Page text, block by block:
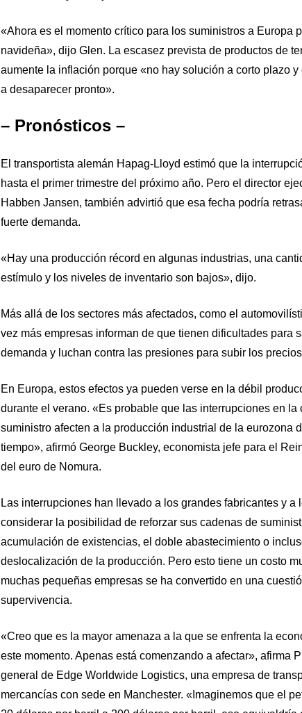
«Ahora es el momento crítico para los suministros a Europa
navideña», dijo Glen. La escasez prevista de productos de
aumente la inflación porque «no hay solución a corto plazo y
a desaparecer pronto».
– Pronósticos –
El transportista alemán Hapag-Lloyd estimó que la
hasta el primer trimestre del próximo año. Pero el director
Habben Jansen, también advirtió que esa fecha podría
fuerte demanda.
«Hay una producción récord en algunas industrias, una
estímulo y los niveles de inventario son bajos», dijo.
Más allá de los sectores más afectados, como el
vez más empresas informan de que tienen dificultades para
demanda y luchan contra las presiones para subir los
En Europa, estos efectos ya pueden verse en la débil
durante el verano. «Es probable que las interrupciones en la
suministro afecten a la producción industrial de la eurozona
tiempo», afirmó George Buckley, economista jefe para el
del euro de Nomura.
Las interrupciones han llevado a los grandes fabricantes y a
considerar la posibilidad de reforzar sus cadenas de
acumulación de existencias, el doble abastecimiento o
deslocalización de la producción. Pero esto tiene un costo
muchas pequeñas empresas se ha convertido en una
supervivencia.
«Creo que es la mayor amenaza a la que se enfrenta la
este momento. Apenas está comenzando a afectar», afirma
general de Edge Worldwide Logistics, una empresa de
mercancías con sede en Manchester. «Imaginemos que el